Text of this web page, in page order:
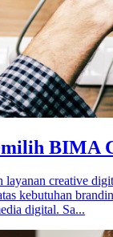
BIMA
layanan creative
kebutuhan
digital. Sa...